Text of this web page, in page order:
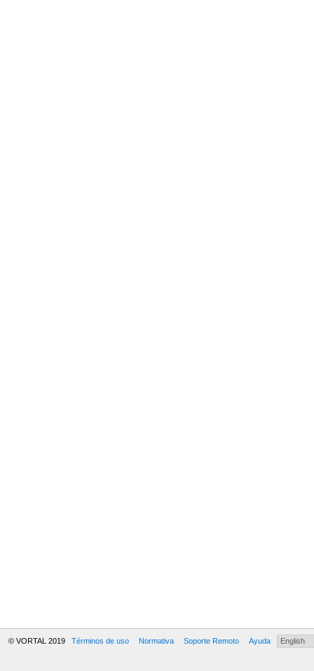
© VORTAL 2019 Términos de uso Normativa Soporte Remoto Ayuda